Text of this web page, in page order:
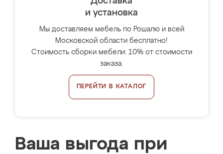
и установка
Мы доставляем мебель по Рошалю и всей
Московской области бесплатно!
Стоимость сборки мебели: 10% от стоимости
заказа.
ПЕРЕЙТИ В КАТАЛОГ
Ваша выгода при